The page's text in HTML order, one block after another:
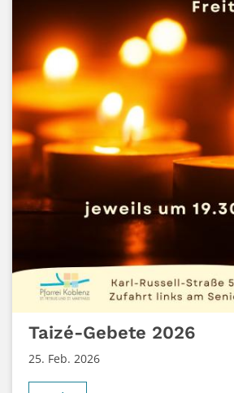
Taizé-Gebete 2026
25. Feb. 2026